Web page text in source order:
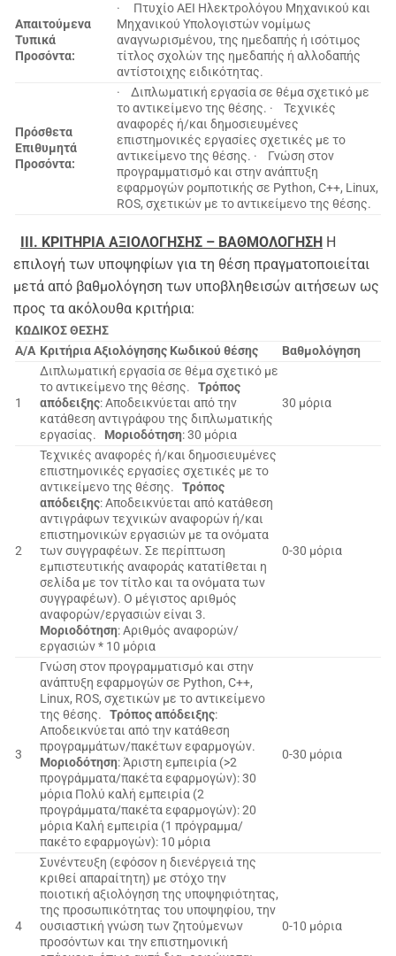
Απαιτούμενα
Τυπικά
Προσόντα:
· Πτυχίο ΑΕΙ Ηλεκτρολόγου Μηχανικού και
Μηχανικού Υπολογιστών νομίμως
αναγνωρισμένου, της ημεδαπής ή ισότιμος
τίτλος σχολών της ημεδαπής ή αλλοδαπής
αντίστοιχης ειδικότητας.
Πρόσθετα
Επιθυμητά
Προσόντα:
· Διπλωματική εργασία σε θέμα σχετικό με
το αντικείμενο της θέσης. · Τεχνικές
αναφορές ή/και δημοσιευμένες
επιστημονικές εργασίες σχετικές με το
αντικείμενο της θέσης. · Γνώση στον
προγραμματισμό και στην ανάπτυξη
εφαρμογών ρομποτικής σε Python, C++, Linux,
ROS, σχετικών με το αντικείμενο της θέσης.
. ΚΡΙΤΗΡΙΑ ΑΞΙΟΛΟΓΗΣΗΣ – ΒΑΘΜΟΛΟΓΗΣΗ Η
επιλογή των υποψηφίων για τη θέση πραγματοποιείται
μετά από βαθμολόγηση των υποβληθεισών αιτήσεων ως
προς τα ακόλουθα κριτήρια:
ΚΩΔΙΚΟΣ ΘΕΣΗΣ
Α/Α Κριτήρια Αξιολόγησης Κωδικού θέσης Βαθμολόγηση
1
Διπλωματική εργασία σε θέμα σχετικό με
το αντικείμενο της θέσης. Τρόπος
απόδειξης: Αποδεικνύεται από την
κατάθεση αντιγράφου της διπλωματικής
εργασίας. Μοριοδότηση: 30 μόρια
30 μόρια
2
Τεχνικές αναφορές ή/και δημοσιευμένες
επιστημονικές εργασίες σχετικές με το
αντικείμενο της θέσης. Τρόπος
απόδειξης: Αποδεικνύεται από κατάθεση
αντιγράφων τεχνικών αναφορών ή/και
επιστημονικών εργασιών με τα ονόματα
των συγγραφέων. Σε περίπτωση
εμπιστευτικής αναφοράς κατατίθεται η
σελίδα με τον τίτλο και τα ονόματα των
συγγραφέων). Ο μέγιστος αριθμός
αναφορών/εργασιών είναι 3.
Μοριοδότηση: Αριθμός αναφορών/
εργασιών * 10 μόρια
0-30 μόρια
3
Γνώση στον προγραμματισμό και στην
ανάπτυξη εφαρμογών σε Python, C++,
Linux, ROS, σχετικών με το αντικείμενο
της θέσης. Τρόπος απόδειξης:
Αποδεικνύεται από την κατάθεση
προγραμμάτων/πακέτων εφαρμογών.
Μοριοδότηση: Άριστη εμπειρία (>2
προγράμματα/πακέτα εφαρμογών): 30
μόρια Πολύ καλή εμπειρία (2
προγράμματα/πακέτα εφαρμογών): 20
μόρια Καλή εμπειρία (1 πρόγραμμα/
πακέτο εφαρμογών): 10 μόρια
0-30 μόρια
4
Συνέντευξη (εφόσον η διενέργειά της
κριθεί απαραίτητη) με στόχο την
ποιοτική αξιολόγηση της υποψηφιότητας,
της προσωπικότητας του υποψηφίου, την
ουσιαστική γνώση των ζητούμενων
προσόντων και την επιστημονική
0-10 μόρια